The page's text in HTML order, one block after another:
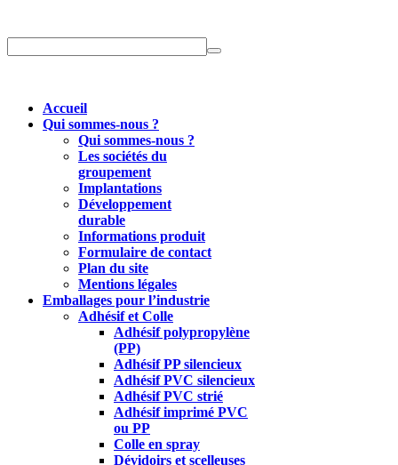
Accueil
Qui sommes-nous ?
Qui sommes-nous ?
Les sociétés du
groupement
Implantations
Développement
durable
Informations produit
Formulaire de contact
Plan du site
Mentions légales
Emballages pour l’industrie
Adhésif et Colle
Adhésif polypropylène
(PP)
Adhésif PP silencieux
Adhésif PVC silencieux
Adhésif PVC strié
Adhésif imprimé PVC
ou PP
Colle en spray
Dévidoirs et scelleuses